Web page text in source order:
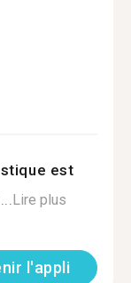
est
Lire plus
l'appli